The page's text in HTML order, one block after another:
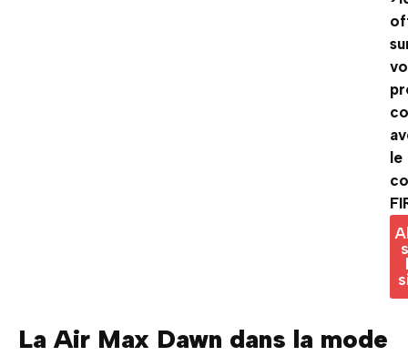
le
La Air Max Dawn dans la mode